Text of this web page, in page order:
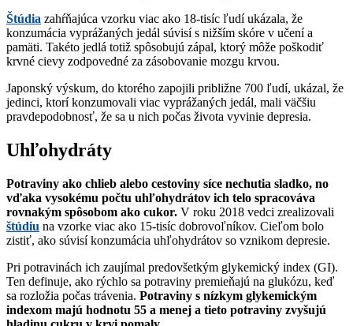
Štúdia zahŕňajúca vzorku viac ako 18-tisíc ľudí ukázala, že
konzumácia vyprážaných jedál súvisí s nižším skóre v učení a
pamäti. Takéto jedlá totiž spôsobujú zápal, ktorý môže poškodiť
krvné cievy zodpovedné za zásobovanie mozgu krvou.
Japonský výskum, do ktorého zapojili približne 700 ľudí, ukázal, že
jedinci, ktorí konzumovali viac vyprážaných jedál, mali väčšiu
pravdepodobnosť, že sa u nich počas života vyvinie depresia.
Uhľohydráty
Potraviny ako chlieb alebo cestoviny síce nechutia sladko, no
vďaka vysokému počtu uhľohydrátov ich telo spracováva
rovnakým spôsobom ako cukor. V roku 2018 vedci zrealizovali
štúdiu na vzorke viac ako 15-tisíc dobrovoľníkov. Cieľom bolo
zistiť, ako súvisí konzumácia uhľohydrátov so vznikom depresie.
Pri potravinách ich zaujímal predovšetkým glykemický index (GI).
Ten definuje, ako rýchlo sa potraviny premieňajú na glukózu, keď
sa rozložia počas trávenia. Potraviny s nízkym glykemickým
indexom majú hodnotu 55 a menej a tieto potraviny zvyšujú